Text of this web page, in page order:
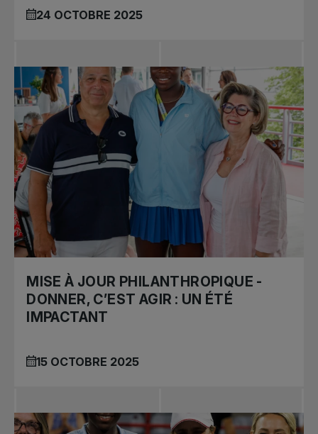
24 OCTOBRE 2025
MISE À JOUR PHILANTHROPIQUE -
DONNER, C’EST AGIR : UN ÉTÉ
IMPACTANT
15 OCTOBRE 2025